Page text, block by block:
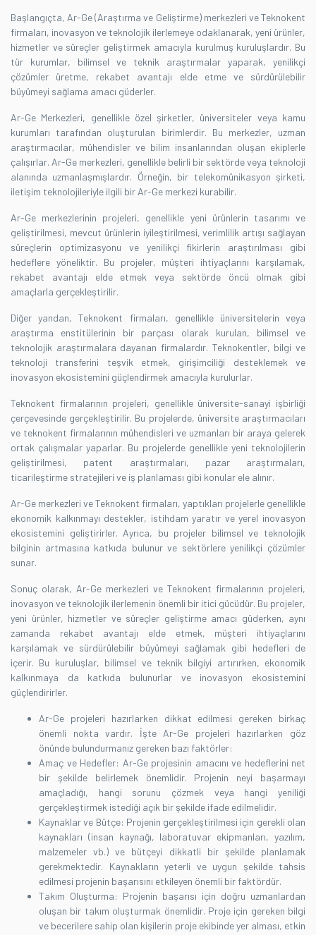
Başlangıçta, Ar-Ge (Araştırma ve Geliştirme) merkezleri ve Teknokent
firmaları, inovasyon ve teknolojik ilerlemeye odaklanarak, yeni ürünler,
hizmetler ve süreçler geliştirmek amacıyla kurulmuş kuruluşlardır. Bu
tür kurumlar, bilimsel ve teknik araştırmalar yaparak, yenilikçi
çözümler üretme, rekabet avantajı elde etme ve sürdürülebilir
büyümeyi sağlama amacı güderler.
Ar-Ge Merkezleri, genellikle özel şirketler, üniversiteler veya kamu
kurumları tarafından oluşturulan birimlerdir. Bu merkezler, uzman
araştırmacılar, mühendisler ve bilim insanlarından oluşan ekiplerle
çalışırlar. Ar-Ge merkezleri, genellikle belirli bir sektörde veya teknoloji
alanında uzmanlaşmışlardır. Örneğin, bir telekomünikasyon şirketi,
iletişim teknolojileriyle ilgili bir Ar-Ge merkezi kurabilir.
Ar-Ge merkezlerinin projeleri, genellikle yeni ürünlerin tasarımı ve
geliştirilmesi, mevcut ürünlerin iyileştirilmesi, verimlilik artışı sağlayan
süreçlerin optimizasyonu ve yenilikçi fikirlerin araştırılması gibi
hedeflere yöneliktir. Bu projeler, müşteri ihtiyaçlarını karşılamak,
rekabet avantajı elde etmek veya sektörde öncü olmak gibi
amaçlarla gerçekleştirilir.
Diğer yandan, Teknokent firmaları, genellikle üniversitelerin veya
araştırma enstitülerinin bir parçası olarak kurulan, bilimsel ve
teknolojik araştırmalara dayanan firmalardır. Teknokentler, bilgi ve
teknoloji transferini teşvik etmek, girişimciliği desteklemek ve
inovasyon ekosistemini güçlendirmek amacıyla kurulurlar.
Teknokent firmalarının projeleri, genellikle üniversite-sanayi işbirliği
çerçevesinde gerçekleştirilir. Bu projelerde, üniversite araştırmacıları
ve teknokent firmalarının mühendisleri ve uzmanları bir araya gelerek
ortak çalışmalar yaparlar. Bu projelerde genellikle yeni teknolojilerin
geliştirilmesi, patent araştırmaları, pazar araştırmaları,
ticarileştirme stratejileri ve iş planlaması gibi konular ele alınır.
Ar-Ge merkezleri ve Teknokent firmaları, yaptıkları projelerle genellikle
ekonomik kalkınmayı destekler, istihdam yaratır ve yerel inovasyon
ekosistemini geliştirirler. Ayrıca, bu projeler bilimsel ve teknolojik
bilginin artmasına katkıda bulunur ve sektörlere yenilikçi çözümler
sunar.
Sonuç olarak, Ar-Ge merkezleri ve Teknokent firmalarının projeleri,
inovasyon ve teknolojik ilerlemenin önemli bir itici gücüdür. Bu projeler,
yeni ürünler, hizmetler ve süreçler geliştirme amacı güderken, aynı
zamanda rekabet avantajı elde etmek, müşteri ihtiyaçlarını
karşılamak ve sürdürülebilir büyümeyi sağlamak gibi hedefleri de
içerir. Bu kuruluşlar, bilimsel ve teknik bilgiyi artırırken, ekonomik
kalkınmaya da katkıda bulunurlar ve inovasyon ekosistemini
güçlendirirler.
Ar-Ge projeleri hazırlarken dikkat edilmesi gereken birkaç
önemli nokta vardır. İşte Ar-Ge projeleri hazırlarken göz
önünde bulundurmanız gereken bazı faktörler:
Amaç ve Hedefler: Ar-Ge projesinin amacını ve hedeflerini net
bir şekilde belirlemek önemlidir. Projenin neyi başarmayı
amaçladığı, hangi sorunu çözmek veya hangi yeniliği
gerçekleştirmek istediği açık bir şekilde ifade edilmelidir.
Kaynaklar ve Bütçe: Projenin gerçekleştirilmesi için gerekli olan
kaynakları (insan kaynağı, laboratuvar ekipmanları, yazılım,
malzemeler vb.) ve bütçeyi dikkatli bir şekilde planlamak
gerekmektedir. Kaynakların yeterli ve uygun şekilde tahsis
edilmesi projenin başarısını etkileyen önemli bir faktördür.
Takım Oluşturma: Projenin başarısı için doğru uzmanlardan
oluşan bir takım oluşturmak önemlidir. Proje için gereken bilgi
ve becerilere sahip olan kişilerin proje ekibinde yer alması, etkin